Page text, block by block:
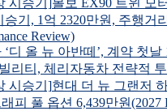
시승기]볼보 EX90 트윈 모
승기, 1억 2320만원, 주행거
Review)
‘디 올 뉴 아반떼’, 계약 첫날
리티, 체리자동차 전략적 투
시승기]현대 더 뉴 그랜저
피 풀 옵션 6,439만원(2027